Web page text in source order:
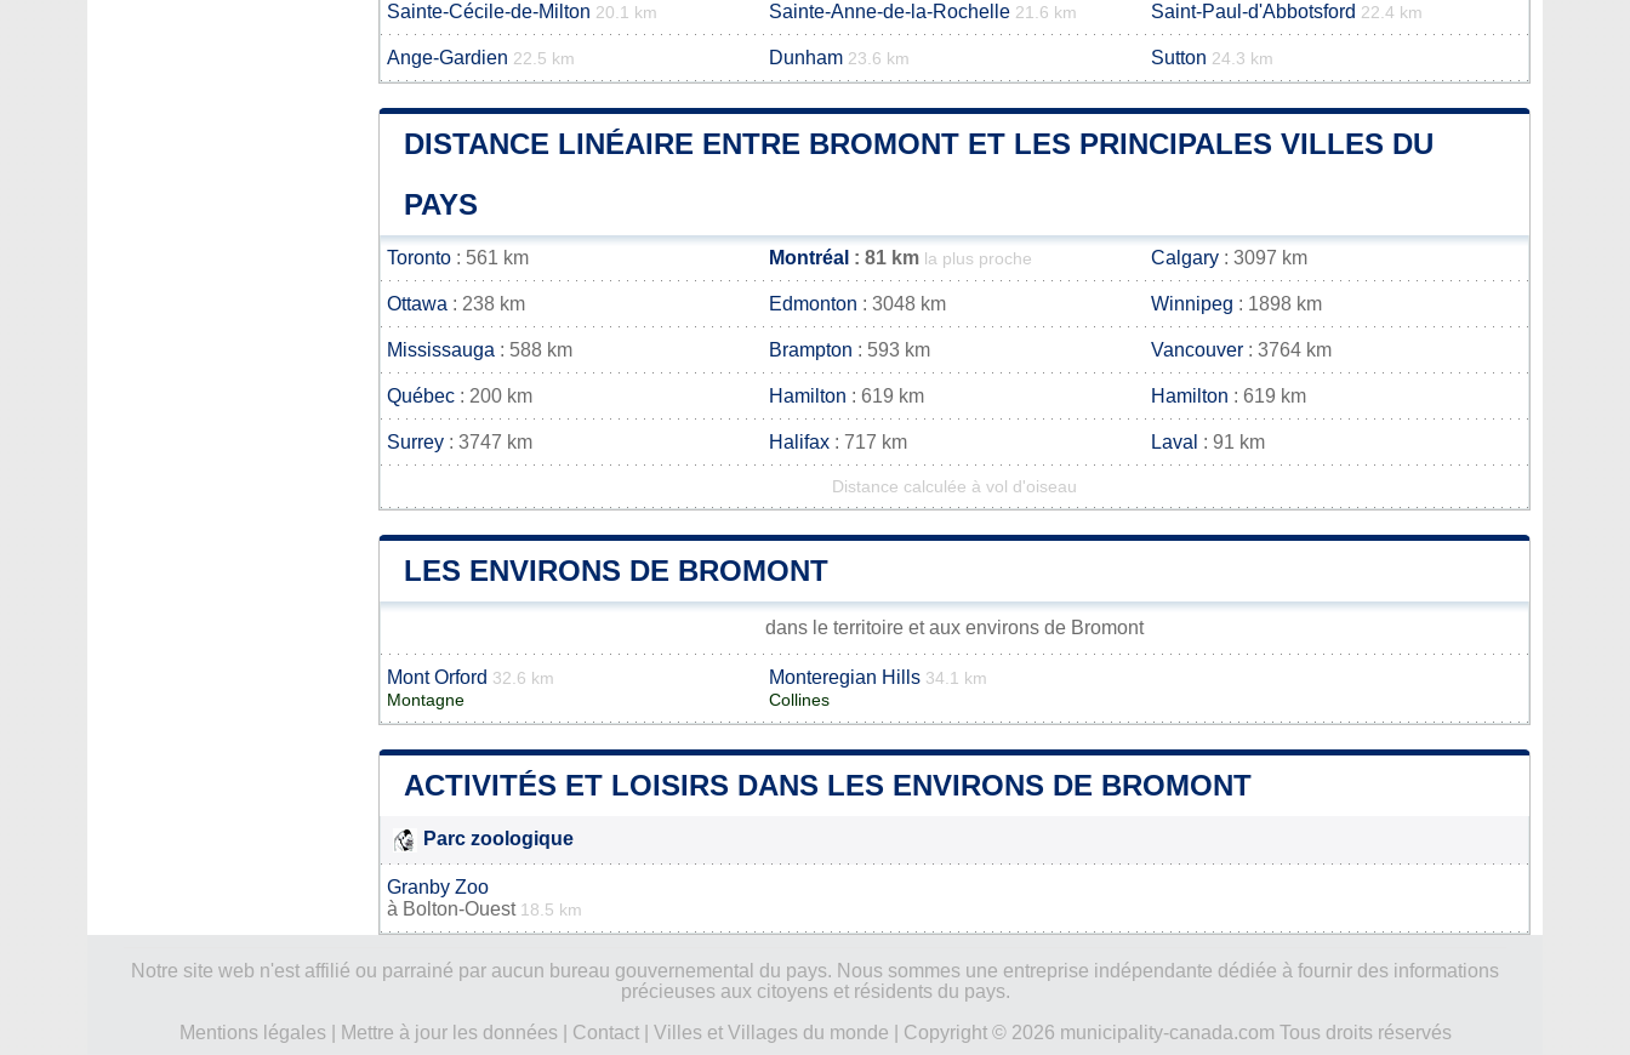
Sainte-Cécile-de-Milton 20.1 km Sainte-Anne-de-la-Rochelle 21.6 km Saint-Paul-d'Abbotsford 22.4 km
Ange-Gardien 22.5 km Dunham 23.6 km Sutton 24.3 km
DISTANCE LINÉAIRE ENTRE BROMONT ET LES PRINCIPALES VILLES DU
PAYS
Toronto : 561 km Montréal : 81 km la plus proche Calgary : 3097 km
Ottawa : 238 km Edmonton : 3048 km Winnipeg : 1898 km
Mississauga : 588 km Brampton : 593 km Vancouver : 3764 km
Québec : 200 km Hamilton : 619 km Hamilton : 619 km
Surrey : 3747 km Halifax : 717 km Laval : 91 km
Distance calculée à vol d'oiseau
LES ENVIRONS DE BROMONT
dans le territoire et aux environs de Bromont
Mont Orford 32.6 km
Montagne
Monteregian Hills 34.1 km
Collines
ACTIVITÉS ET LOISIRS DANS LES ENVIRONS DE BROMONT
Parc zoologique
Granby Zoo
à Bolton-Ouest 18.5 km
Notre site web n'est affilié ou parrainé par aucun bureau gouvernemental du pays. Nous sommes une entreprise indépendante dédiée à fournir des informations
précieuses aux citoyens et résidents du pays.
Mentions légales| Mettre à jour les données| Contact| Villes et Villages du monde | Copyright © 2026 municipality-canada.com Tous droits réservés